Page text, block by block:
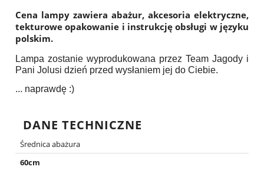
Cena lampy zawiera abażur, akcesoria elektryczne,
tekturowe opakowanie i instrukcję obsługi w języku
polskim.
Lampa zostanie wyprodukowana przez Team Jagody i
Pani Jolusi dzień przed wysłaniem jej do Ciebie.
... naprawdę :)
DANE TECHNICZNE
Średnica abażura
60cm